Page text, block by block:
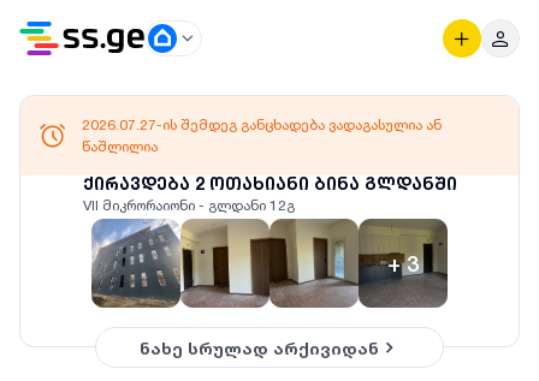
ქირავდება 2 ოთახიანი ბინა გლდანში
VII მიკრორაიონი - გლდანი 12გ
+3
2026.07.27-ის შემდეგ განცხადება ვადაგასულია ან
წაშლილია
ნახე სრულად არქივიდან